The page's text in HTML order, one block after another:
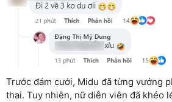
Trước đám cưới, Midu đã từng vướng
thai. Tuy nhiên, nữ diễn viên đã khéo